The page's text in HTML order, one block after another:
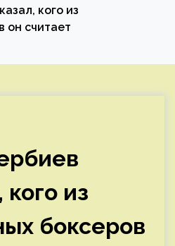
кого из
он считает
кого из
боксеров